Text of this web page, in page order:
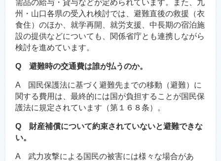
需品の給与・貸与などが定められています。また、九
州・山口各県の受入れ検討では、避難直後の救援（衣
食住）のほか、就学再開、就労支援、中長期の宿泊施
設の提供などについても、関係省庁とも連携しながら
検討を進めています。
Q 避難時の交通費は誰が払うのか。
A 国民保護法に基づく避難先までの移動（避難）に
関する費用は、最終的には国が負担することが国民保
護法に規定されています（第１６８条）。
Q 財産補償について約束されていないと避難できな
い。
A 武力攻撃による国民の被害には様々な場合があ